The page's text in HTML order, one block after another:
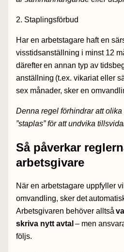
2. Staplingsförbud
Har en arbetstagare haft en
visstidsanställning i minst 12
därefter en annan typ av
anställning (t.ex. vikariat eller
sex månader, sker en
Denna regel förhindrar att
”staplas” för att undvika
Så påverkar
arbetsgivare
När en arbetstagare uppfyller
omvandling, sker det
Arbetsgivaren behöver alltså
skriva nytt avtal – men
följs.